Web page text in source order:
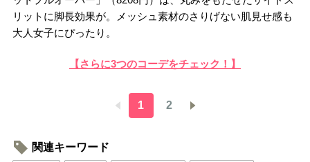
リットに脚長効果が。メッシュ素材のさりげない肌見せ感も
大人女子にぴったり。
【さらに3つのコーデをチェック！】
1 2
関連キーワード